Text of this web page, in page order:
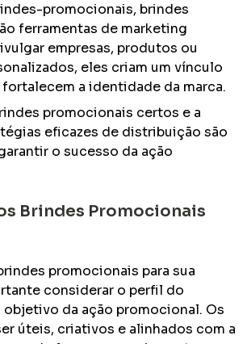
promocionais, brindes
ferramentas de marketing
empresas, produtos ou
eles criam um vínculo
a identidade da marca.
promocionais certos e a
eficazes de distribuição são
o sucesso da ação
Brindes Promocionais
promocionais para sua
considerar o perfil do
da ação promocional. Os
úteis, criativos e alinhados com a